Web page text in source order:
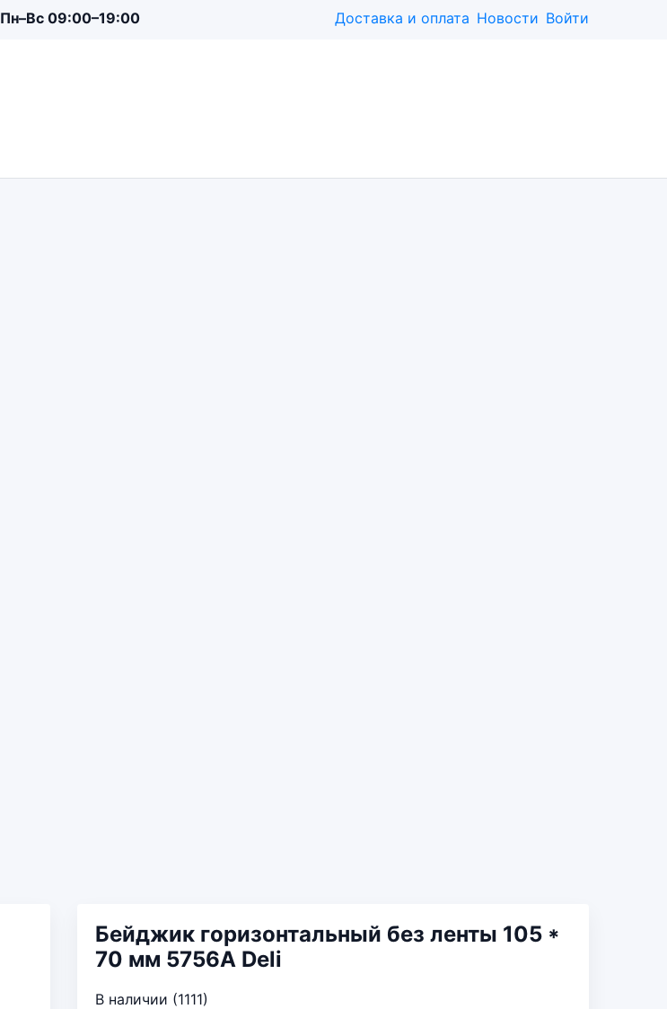
Пн–Вс 09:00–19:00 Доставка и оплата Новости Войти
Бейджик горизонтальный без ленты 105 *
70 мм 5756A Deli
В наличии (1111)